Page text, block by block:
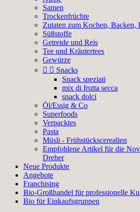
Samen
Trockenfrüchte
Zutaten zum Kochen, Backen,
Süßstoffe
Getreide und Reis
Tee und Kräutertees
Gewürze
  Snacks
Snack speziati
mix di frutta secca
snack dolci
Öl/Essig & Co
Superfoods
Verpacktes
Pasta
Müsli - Frühstückscerealien
Empfohlene Artikel für die
Dreher
Neue Produkte
Angebote
Franchising
Bio-Großhandel für professionelle
Bio für Einkaufsgruppen